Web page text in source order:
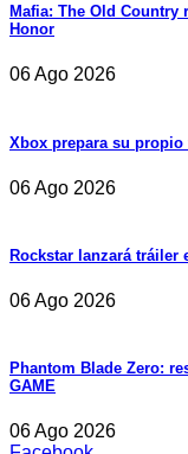
Mafia: The Old
Honor
06 Ago 2026
Xbox prepara su
06 Ago 2026
Rockstar lanzará tráiler
06 Ago 2026
Phantom Blade Zero:
GAME
06 Ago 2026